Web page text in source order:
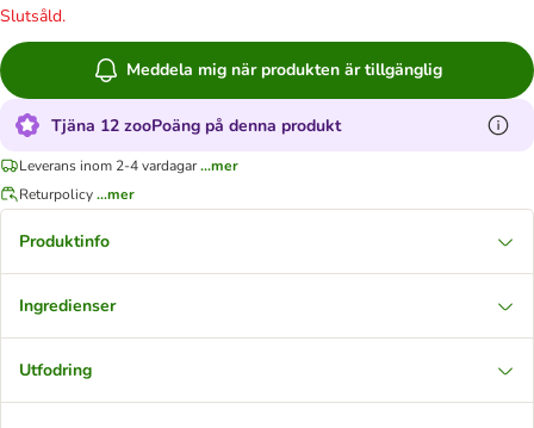
Slutsåld.
Meddela mig när produkten är tillgänglig
Tjäna 12 zooPoäng på denna produkt
Leverans inom 2-4 vardagar...mer
Returpolicy...mer
Produktinfo
Ingredienser
Utfodring